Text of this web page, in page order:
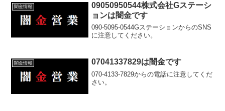
闇金情報
09050950544株式会社Gステーシ
ョンは闇金です
090-5095-0544GステーションからのSNS
に注意してください。
闇金情報 07041337829は闇金です
070-4133-7829からの電話に注意してくだ
さい。